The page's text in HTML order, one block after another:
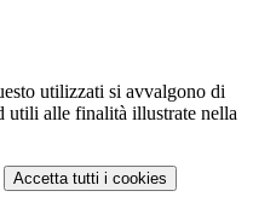
utilizzati si avvalgono di
utili alle finalità illustrate nella
Accetta tutti i cookies